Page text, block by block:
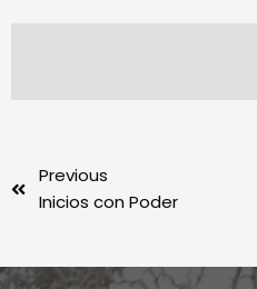
Previous
Inicios con Poder